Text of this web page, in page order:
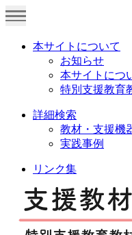
本サイトについて
お知らせ
本サイトにつ
特別支援教育
詳細検索
教材・支援機
実践事例
リンク集